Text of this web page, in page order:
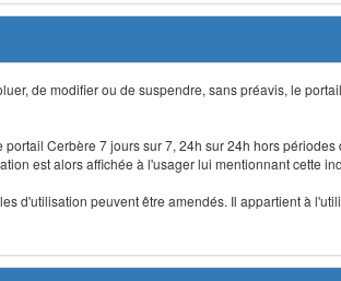
de modifier ou de suspendre, sans préavis, le
Cerbère 7 jours sur 7, 24h sur 24h hors
est alors affichée à l'usager lui mentionnant cette
d'utilisation peuvent être amendés. Il appartient à